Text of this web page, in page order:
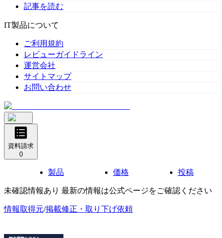
記事を読む
IT製品について
ご利用規約
レビューガイドライン
運営会社
サイトマップ
お問い合わせ
資料請求
0
製品 価格 投稿
未確認情報あり 最新の情報は公式ページをご確認ください
情報取得元/掲載修正・取り下げ依頼